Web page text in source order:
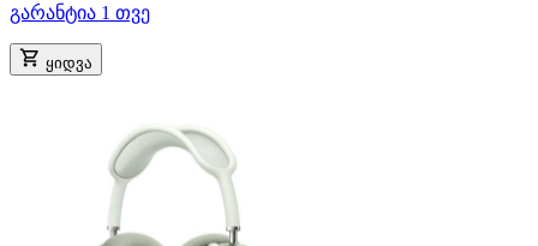
გარანტია 1 თვე
ყიდვა